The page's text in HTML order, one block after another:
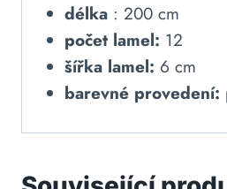
délka: 200 cm
počet lamel: 12
šířka lamel: 6 cm
barevné provedení: